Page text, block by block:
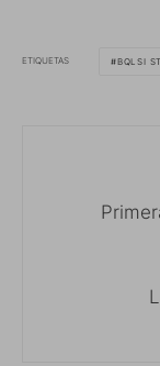
ETIQUETAS BQLSI